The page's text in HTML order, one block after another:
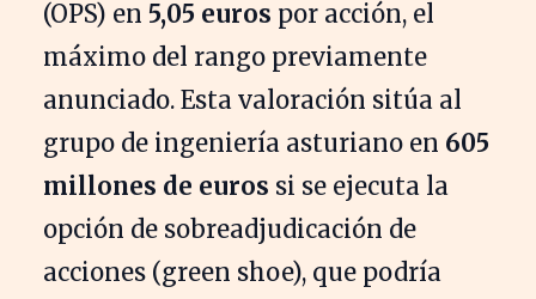
(OPS) en 5,05 euros por acción, el
máximo del rango previamente
anunciado. Esta valoración sitúa al
grupo de ingeniería asturiano en 605
millones de euros si se ejecuta la
opción de sobreadjudicación de
acciones (green shoe), que podría